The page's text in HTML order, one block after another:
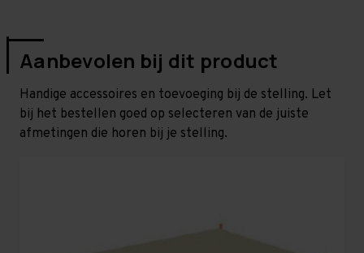
Aanbevolen bij dit product
Handige accessoires en toevoeging bij de stelling. Let
bij het bestellen goed op selecteren van de juiste
afmetingen die horen bij je stelling.